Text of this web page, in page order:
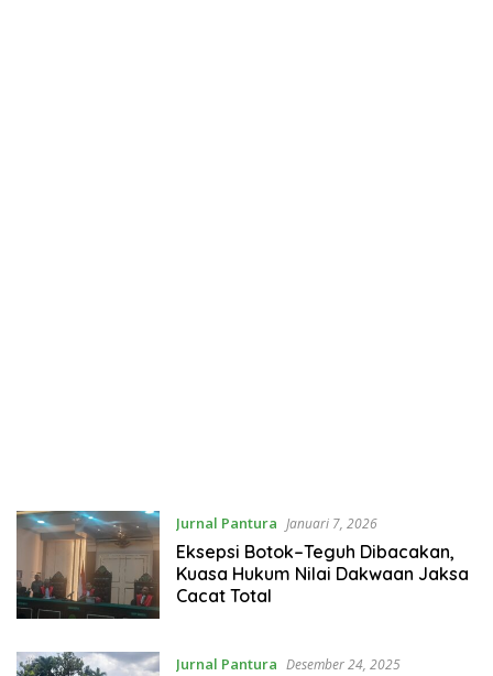
Jurnal Pantura Januari 7, 2026
Eksepsi Botok–Teguh Dibacakan,
Kuasa Hukum Nilai Dakwaan Jaksa
Cacat Total
Jurnal Pantura Desember 24, 2025